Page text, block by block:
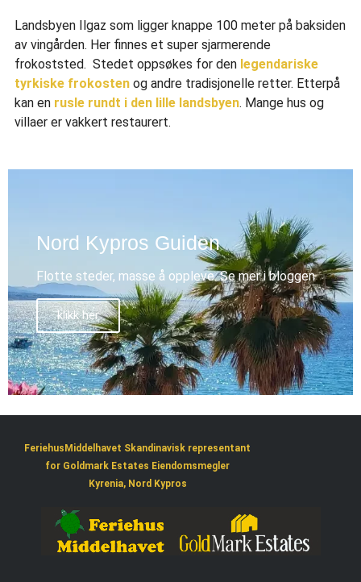
Landsbyen Ilgaz som ligger knappe 100 meter på baksiden
av vingården. Her finnes et super sjarmerende
frokoststed. Stedet oppsøkes for den legendariske
tyrkiske frokosten og andre tradisjonelle retter. Etterpå
kan en rusle rundt i den lille landsbyen. Mange hus og
villaer er vakkert restaurert.
Nord Kypros Guiden
Flotte steder, masse å oppleve. Se mer i bloggen
klikk her
FeriehusMiddelhavet Skandinavisk representant
for Goldmark Estates Eiendomsmegler
Kyrenia, Nord Kypros